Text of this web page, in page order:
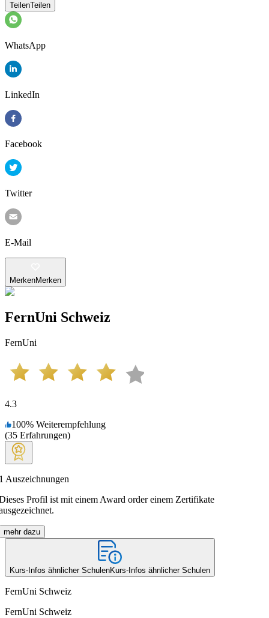
TeilenTeilen
WhatsApp
LinkedIn
Facebook
Twitter
E-Mail
MerkenMerken
FernUni Schweiz
FernUni
4.3
100% Weiterempfehlung
(35 Erfahrungen)
Auszeichnungen
Profil ist mit einem Award order einem Zertifikate
mehr dazu
Kurs-Infos ähnlicher SchulenKurs-Infos ähnlicher Schulen
FernUni Schweiz
FernUni Schweiz